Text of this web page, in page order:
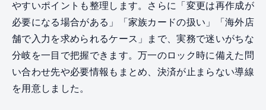
やすいポイントも整理します。さらに「変更は再作成が
必要になる場合がある」「家族カードの扱い」「海外店
舗で入力を求められるケース」まで、実務で迷いがちな
分岐を一目で把握できます。万一のロック時に備えた問
い合わせ先や必要情報もまとめ、決済が止まらない導線
を用意しました。